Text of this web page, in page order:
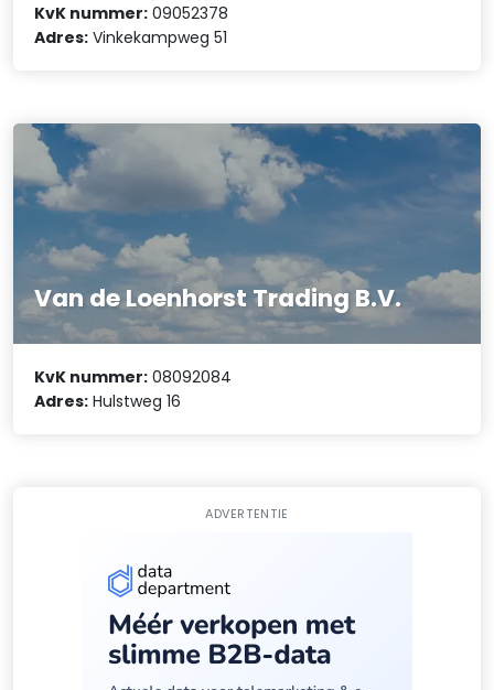
KvK nummer: 09052378
Adres: Vinkekampweg 51
Van de Loenhorst Trading B.V.
KvK nummer: 08092084
Adres: Hulstweg 16
ADVERTENTIE